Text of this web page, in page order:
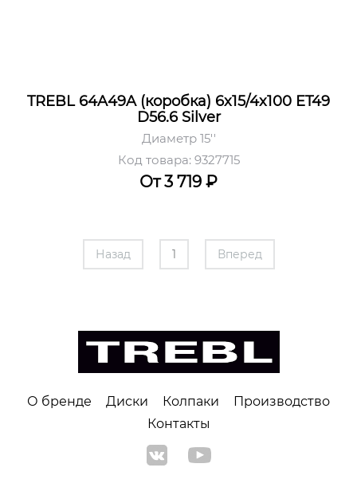
TREBL 64A49A (коробка) 6x15/4x100 ET49
D56.6 Silver
Диаметр 15''
Код товара: 9327715
От 3 719 ₽
Назад 1 Вперед
О бренде Диски Колпаки
Производство
Контакты